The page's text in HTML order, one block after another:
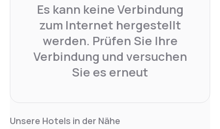
Es kann keine Verbindung
zum Internet hergestellt
werden. Prüfen Sie Ihre
Verbindung und versuchen
Sie es erneut
Unsere Hotels in der Nähe